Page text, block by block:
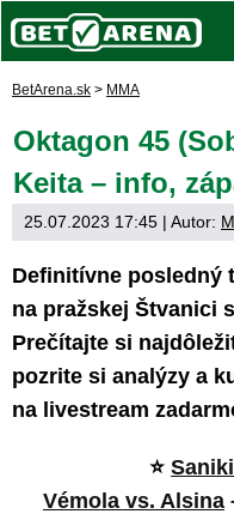
BetArena.sk > MMA
Oktagon 45
Keita – info,
25.07.2023 17:45 | Autor:
Definitívne posledný
na pražskej Štvanici
Prečítajte si
pozrite si analýzy a
na livestream
⭐
Vémola vs. Alsina